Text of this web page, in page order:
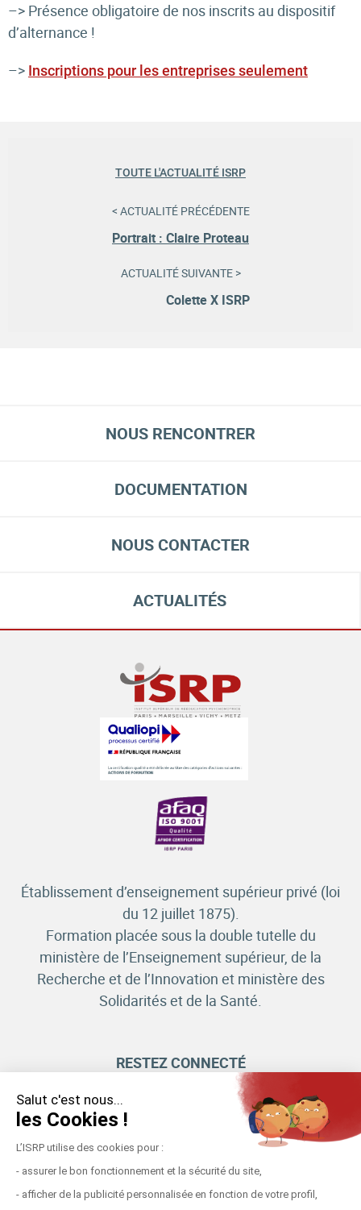
Salut c'est nous...
les Cookies !
L’ISRP utilise des cookies pour :
- assurer le bon fonctionnement et la sécurité du site,
- afficher de la publicité personnalisée en fonction de votre profil,
–> Présence obligatoire de nos inscrits au dispositif
d’alternance !
–> Inscriptions pour les entreprises seulement
TOUTE L'ACTUALITÉ ISRP
< ACTUALITÉ PRÉCÉDENTE
Portrait : Claire Proteau
ACTUALITÉ SUIVANTE >
Colette X ISRP
NOUS RENCONTRER
DOCUMENTATION
NOUS CONTACTER
ACTUALITÉS
Établissement d’enseignement supérieur privé (loi
du 12 juillet 1875).
Formation placée sous la double tutelle du
ministère de l’Enseignement supérieur, de la
Recherche et de l’Innovation et ministère des
Solidarités et de la Santé.
RESTEZ CONNECTÉ
METZ
Mentions légales